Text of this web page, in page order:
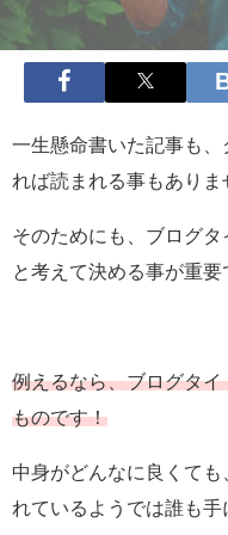
一生懸命書いた記事も
れば読まれる事もありま
そのためにも、ブログ
と考えて決める事が重要
例えるなら、ブログタ
ものです！
中身がどんなに良くて
れているようでは誰も手